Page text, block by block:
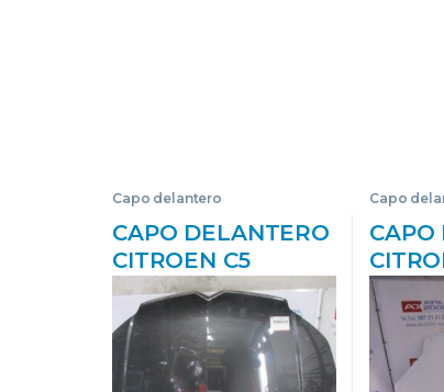
Capo delantero
CAPO DELANTERO
CITROEN C5
BERLINA (2004->)
2.0 HDI (RCRHRH)
RHR (DW10BTED4)
RHR(DW10BTED4)
Capo
CAPO
1.6